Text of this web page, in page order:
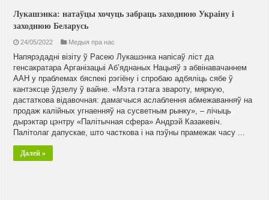
Лукашэнка: натаўцы хочуць забраць заходнюю Украіну і
заходнюю Беларусь
24/05/2022 Медыя пра нас
Напярэдадні візіту ў Расею Лукашэнка напісаў ліст да
генсакратара Арганізацыі Абʼяднаных Нацыяў з абвінавачаннем
ААН у праблемах бяспекі рэгіёну і спробаю адбяліць сябе ў
кантэксце ўдзелу ў вайне. «Мэта гэтага звароту, мяркую,
дастаткова відавочная: дамагчыся аслаблення абмежаванняў на
продаж калійных угнаенняў на сусветным рынку», – лічыць
дырэктар цэнтру «Палітычная сфера» Андрэй Казакевіч.
Палітолаг дапускае, што часткова і на пэўны прамежак часу ...
Далей »